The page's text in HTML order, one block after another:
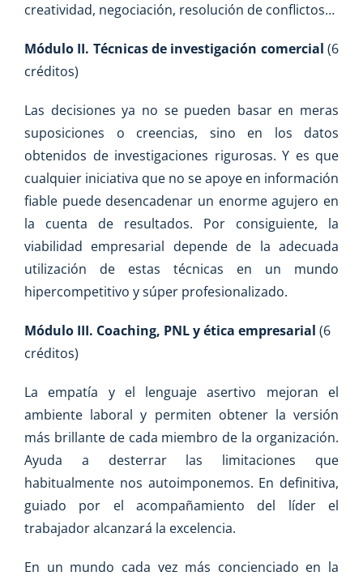
creatividad, negociación, resolución de conflictos…
Módulo II. Técnicas de investigación comercial (6
créditos)
Las decisiones ya no se pueden basar en meras
suposiciones o creencias, sino en los datos
obtenidos de investigaciones rigurosas. Y es que
cualquier iniciativa que no se apoye en información
fiable puede desencadenar un enorme agujero en
la cuenta de resultados. Por consiguiente, la
viabilidad empresarial depende de la adecuada
utilización de estas técnicas en un mundo
hipercompetitivo y súper profesionalizado.
Módulo III. Coaching, PNL y ética empresarial (6
créditos)
La empatía y el lenguaje asertivo mejoran el
ambiente laboral y permiten obtener la versión
más brillante de cada miembro de la organización.
Ayuda a desterrar las limitaciones que
habitualmente nos autoimponemos. En definitiva,
guiado por el acompañamiento del líder el
trabajador alcanzará la excelencia.
En un mundo cada vez más concienciado en la